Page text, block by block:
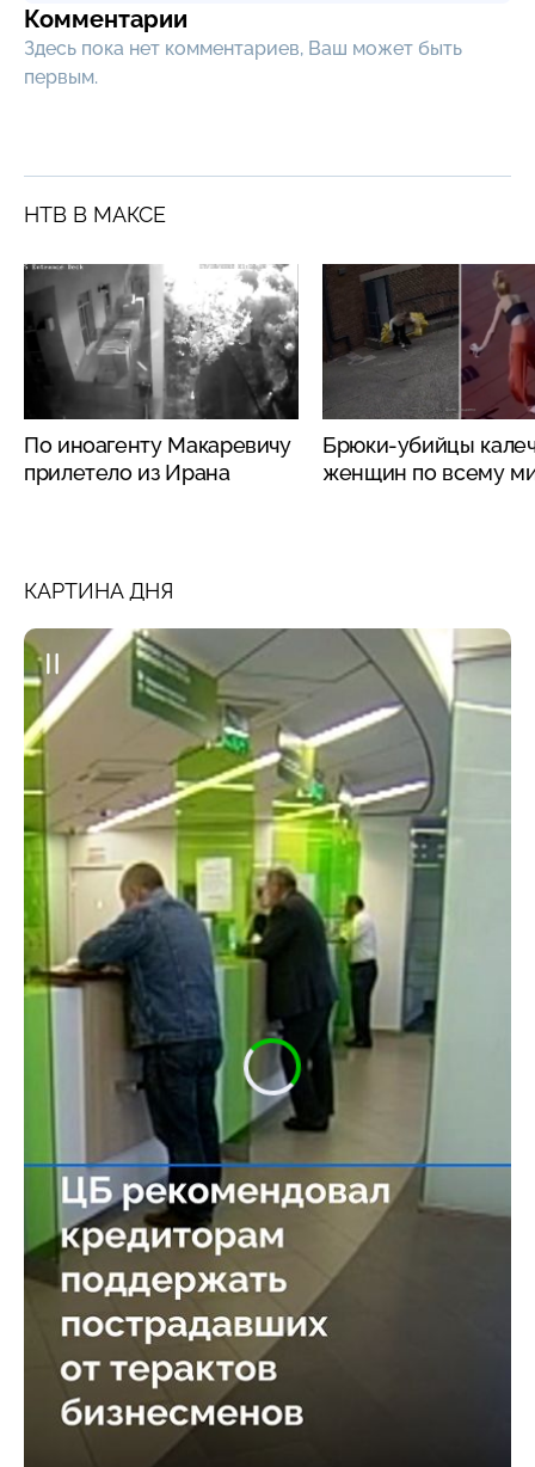
Комментарии
Здесь пока нет комментариев, Ваш может быть
первым.
НТВ В МАКСЕ
По иноагенту Макаревичу
прилетело из Ирана
Брюки-убийцы
женщин по всему
КАРТИНА ДНЯ